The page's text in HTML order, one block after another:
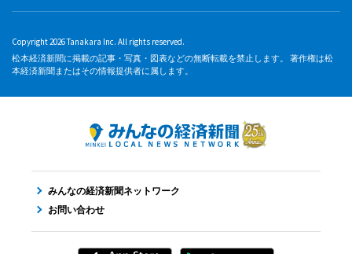
Copyright 2026 Tanakara Inc. All rights reserved.
松本経済新聞に掲載の記事・写真・図表などの無断転載を禁止します。 著作権は松
本経済新聞またはその情報提供者に属します。
みんなの経済新聞ネットワーク
お問い合わせ